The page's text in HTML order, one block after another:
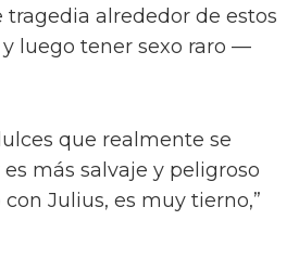
tragedia alrededor de estos
luego tener sexo raro —
que realmente se
más salvaje y peligroso
Julius, es muy tierno,”